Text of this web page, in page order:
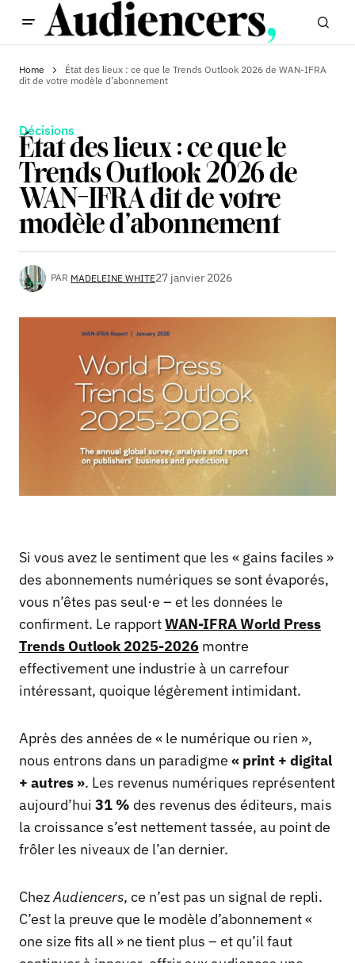
Home
État des lieux : ce que le Trends Outlook 2026 de WAN-IFRA
dit de votre modèle d’abonnement
Décisions
État des lieux : ce que le
Trends Outlook 2026 de
WAN-IFRA dit de votre
modèle d’abonnement
PAR MADELEINE WHITE27 janvier 2026
Si vous avez le sentiment que les « gains faciles »
des abonnements numériques se sont évaporés,
vous n’êtes pas seul·e – et les données le
confirment. Le rapportWAN-IFRA World Press
Trends Outlook 2025-2026 montre
effectivement une industrie à un carrefour
intéressant, quoique légèrement intimidant.
Après des années de « le numérique ou rien »,
nous entrons dans un paradigme « print + digital
+ autres ». Les revenus numériques représentent
aujourd’hui 31 % des revenus des éditeurs, mais
la croissance s’est nettement tassée, au point de
frôler les niveaux de l’an dernier.
ChezAudiencers, ce n’est pas un signal de repli.
C’est la preuve que le modèle d’abonnement «
one size fits all » ne tient plus – et qu’il faut